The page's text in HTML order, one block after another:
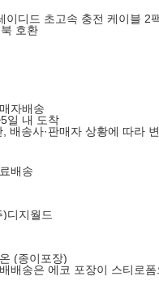
이디드 초고속 충전 케이블 2
호환
자배송
일 내 도착
, 배송사·판매자 상황에 따라
배송
)디지월드
(종이포장)
배송은 에코 포장이 스티로폼